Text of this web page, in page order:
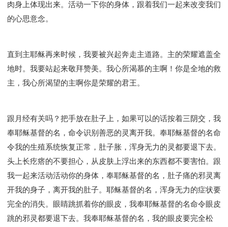
肉身上体现出来。活动一下你的身体，跟着我们一起来改变我们
的心思意念。
直到主耶稣再来时候，我要被兴起奔走主道路。主的荣耀遮盖全
地时。我要站起来敬拜赞美。我心所渴慕的主啊！你是全地的救
主，我心所渴望的主啊你是荣耀的君王。
跟月经有关吗？把手放在肚子上，如果可以的话按着三阴交，我
奉耶稣基督的名，命令识别善恶的灵离开我。奉耶稣基督的名命
令我的生殖系统恢复正常，肚子胀，浑身无力的灵都要退下去。
头上长疙瘩的不要担心，从皮肤上浮出来的东西都不要害怕。跟
我一起来活动活动你的身体，奉耶稣基督的名，肚子痛的邪灵离
开我的身子，离开我的肚子。耶稣基督的名，浑身无力的症状要
完全的消失。眼睛跳抓着你的眼皮，我奉耶稣基督的名命令眼皮
跳的邪灵都要退下去。我奉耶稣基督的名，我的眼皮要完全松